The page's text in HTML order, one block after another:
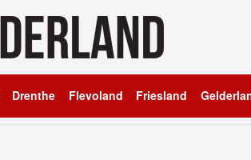
Drenthe Flevoland Friesland